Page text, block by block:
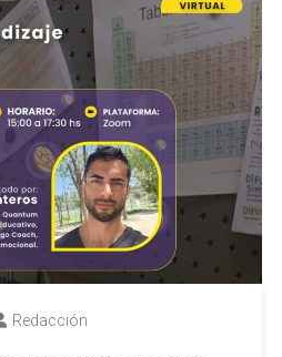
Redacción